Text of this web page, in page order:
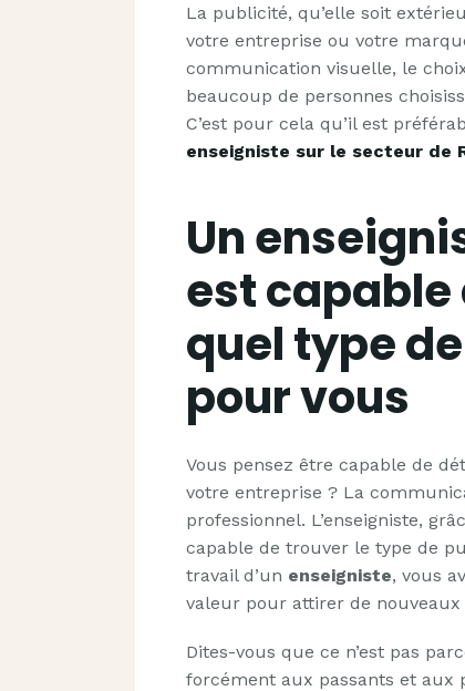
La publicité, qu’elle soit
votre entreprise ou votre
communication visuelle, le
beaucoup de personnes
C’est pour cela qu’il est
enseigniste sur le secteur de
Un
est
quel type
pour vous
Vous pensez être capable de
votre entreprise ? La
professionnel. L’enseigniste,
capable de trouver le type de
travail d’un enseigniste, vous
valeur pour attirer de
Dites-vous que ce n’est pas
forcément aux passants et aux